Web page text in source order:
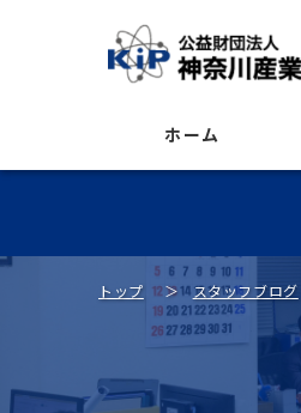
ホーム
トップ スタッフブログ